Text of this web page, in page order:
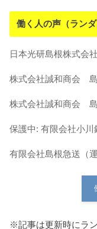
働く人の声（ランダ
日本光研島根株式会
株式会社誠和商会 島
株式会社誠和商会 島
保護中: 有限会社小川
有限会社島根急送（運
※記事は更新時にラ